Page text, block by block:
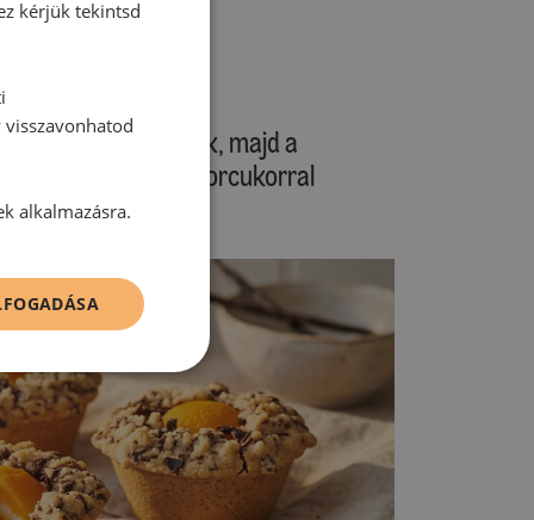
hagyjuk, majd a
hagyjuk kihűlni. Porcukorral
kérjük tekintsd
alkalmazásra.